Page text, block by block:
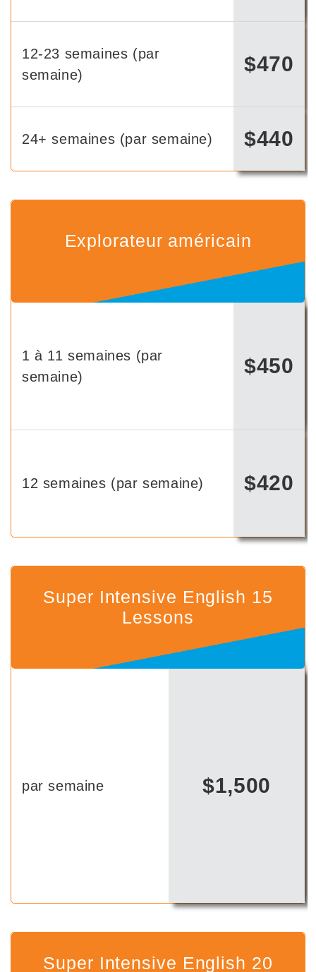
12-23 semaines (par
semaine)
$470
24+ semaines (par semaine) $440
Explorateur américain
1 à 11 semaines (par
semaine)
$450
12 semaines (par semaine) $420
Super Intensive English 15
Lessons
par semaine $1,500
Super Intensive English 20